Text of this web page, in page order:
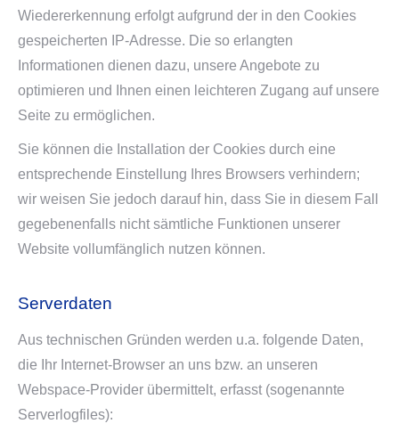
Wiedererkennung erfolgt aufgrund der in den Cookies
gespeicherten IP-Adresse. Die so erlangten
Informationen dienen dazu, unsere Angebote zu
optimieren und Ihnen einen leichteren Zugang auf unsere
Seite zu ermöglichen.
Sie können die Installation der Cookies durch eine
entsprechende Einstellung Ihres Browsers verhindern;
wir weisen Sie jedoch darauf hin, dass Sie in diesem Fall
gegebenenfalls nicht sämtliche Funktionen unserer
Website vollumfänglich nutzen können.
Serverdaten
Aus technischen Gründen werden u.a. folgende Daten,
die Ihr Internet-Browser an uns bzw. an unseren
Webspace-Provider übermittelt, erfasst (sogenannte
Serverlogfiles):